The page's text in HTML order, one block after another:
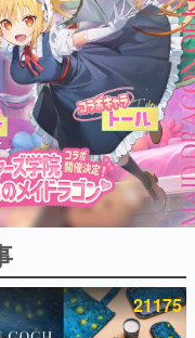
グ
ビュー数万以上！ などな
ファミ渾身の“殿堂入り”記
21175